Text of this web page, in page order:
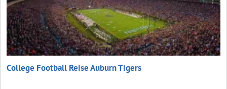
College Football Reise Auburn Tigers